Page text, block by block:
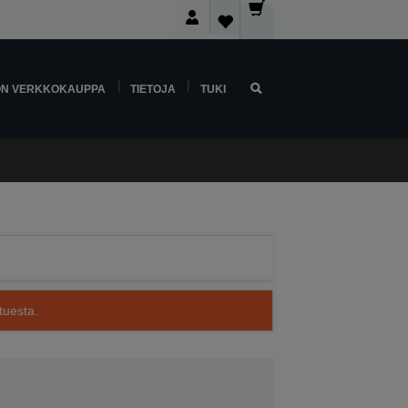
VERKKOKAUPPA TIETOJA TUKI